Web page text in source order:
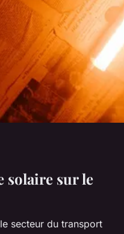
service
solaire sur le
secteur du transport